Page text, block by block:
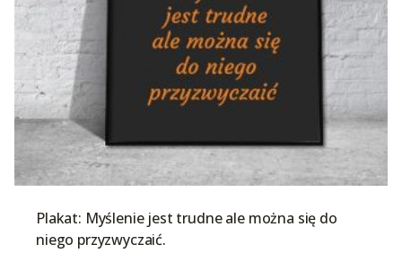
Plakat: Myślenie jest trudne ale można się do
niego przyzwyczaić.